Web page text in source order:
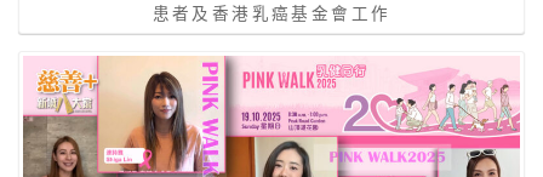
患者及香港乳癌基金會工作